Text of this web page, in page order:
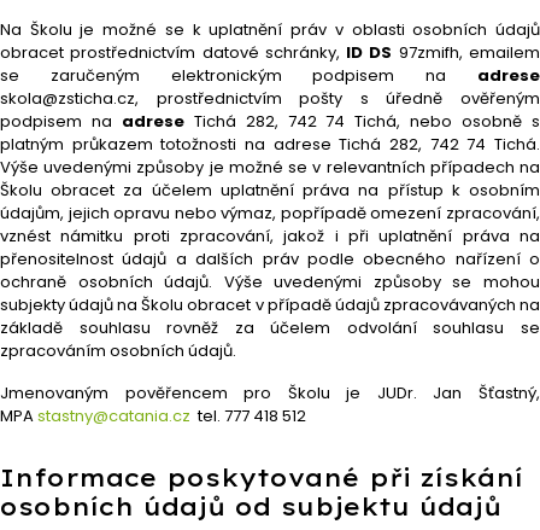
Na Školu je možné se k uplatnění práv v oblasti osobních údajů
obracet prostřednictvím datové schránky, ID DS 97zmifh, emailem
se zaručeným elektronickým podpisem na adrese
skola@zsticha.cz, prostřednictvím pošty s úředně ověřeným
podpisem na adreseTichá 282, 742 74 Tichá, nebo osobně s
platným průkazem totožnosti na adrese Tichá 282, 742 74 Tichá.
Výše uvedenými způsoby je možné se v relevantních případech na
Školu obracet za účelem uplatnění práva na přístup k osobním
údajům, jejich opravu nebo výmaz, popřípadě omezení zpracování,
vznést námitku proti zpracování, jakož i při uplatnění práva na
přenositelnost údajů a dalších práv podle obecného nařízení o
ochraně osobních údajů. Výše uvedenými způsoby se mohou
subjekty údajů na Školu obracet v případě údajů zpracovávaných na
základě souhlasu rovněž za účelem odvolání souhlasu se
zpracováním osobních údajů.
Jmenovaným pověřencem pro Školu je JUDr. Jan Šťastný,
MPAstastny@catania.cz tel. 777 418 512
Informace poskytované při získání
osobních údajů od subjektu údajů